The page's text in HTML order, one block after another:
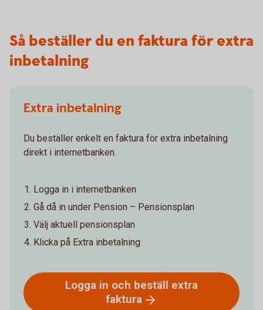
Så beställer du en faktura för extra
inbetalning
Extra inbetalning
Du beställer enkelt en faktura för extra inbetalning
direkt i internetbanken.
Logga in i internetbanken
Gå då in under Pension – Pensionsplan
Välj aktuell pensionsplan
Klicka på Extra inbetalning
Logga in och beställ extra
faktura